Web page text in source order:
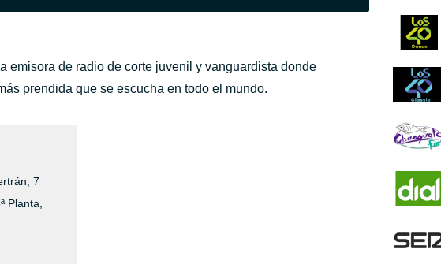
emisora de radio de corte juvenil y vanguardista donde
prendida que se escucha en todo el mundo.
7
Planta,